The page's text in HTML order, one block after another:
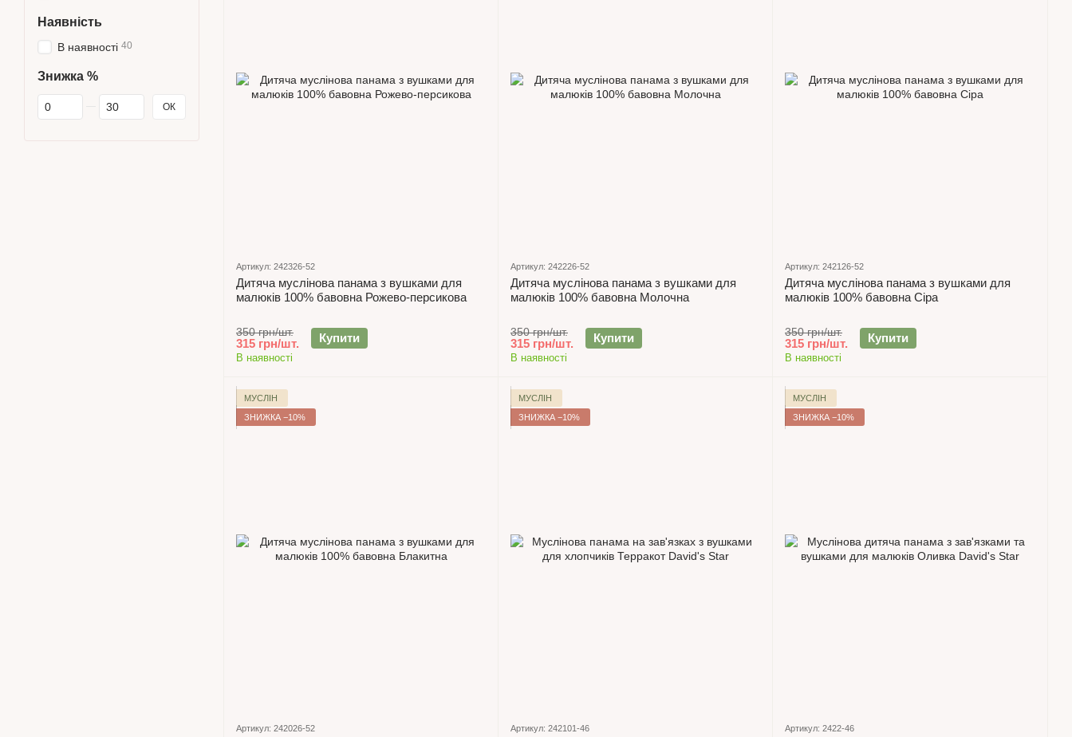
Артикул: 242326-52
Дитяча муслінова панама з вушками для
малюків 100% бавовна Рожево-персикова
350 грн/шт.
315 грн/шт. Купити
В наявності
Артикул: 242226-52
Дитяча муслінова панама з вушками для
малюків 100% бавовна Молочна
350 грн/шт.
315 грн/шт. Купити
В наявності
Артикул: 242126-52
Дитяча муслінова панама з вушками для
малюків 100% бавовна Сіра
350 грн/шт.
315 грн/шт. Купити
В наявності
МУСЛІН
ЗНИЖКА −10%
Артикул: 242026-52
МУСЛІН
ЗНИЖКА −10%
Артикул: 242101-46
МУСЛІН
ЗНИЖКА −10%
Артикул: 2422-46
Наявність
В наявності 40
Знижка %
Від Знижка %
До Знижка % ОК